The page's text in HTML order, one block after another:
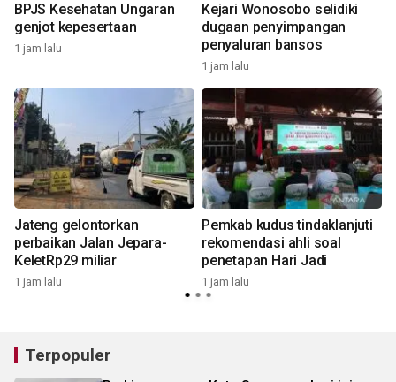
BPJS Kesehatan Ungaran
genjot kepesertaan
1 jam lalu
Kejari Wonosobo selidiki
dugaan penyimpangan
penyaluran bansos
1 jam lalu
Jateng gelontorkan
perbaikan Jalan Jepara-
KeletRp29 miliar
1 jam lalu
Pemkab kudus tindaklanjuti
rekomendasi ahli soal
penetapan Hari Jadi
1 jam lalu
Terpopuler